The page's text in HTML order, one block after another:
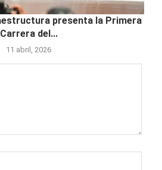
presenta la Primera
Carrera del...
11 abril, 2026